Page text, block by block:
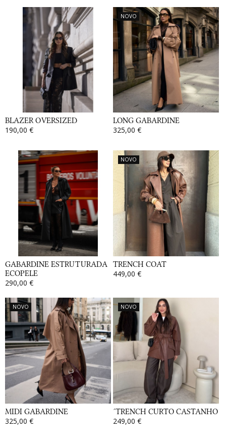
BLAZER OVERSIZED
190,00 €
NOVO
LONG GABARDINE
325,00 €
GABARDINE ESTRUTURADA
ECOPELE
290,00 €
NOVO
TRENCH COAT
449,00 €
NOVO
MIDI GABARDINE
325,00 €
NOVO
´TRENCH CURTO CASTANHO
249,00 €